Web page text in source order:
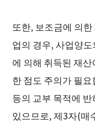
또한, 보조금에 의
업의 경우, 사업양
에 의해 취득된 재
한 점도 주의가 필
등의 교부 목적에
있으므로, 제3자(매